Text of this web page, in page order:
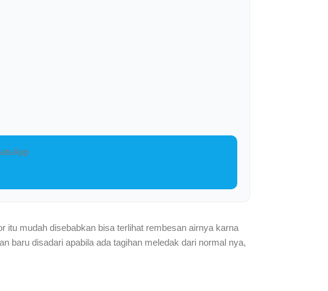
itu mudah disebabkan bisa terlihat rembesan airnya karna
baru disadari apabila ada tagihan meledak dari normal nya,